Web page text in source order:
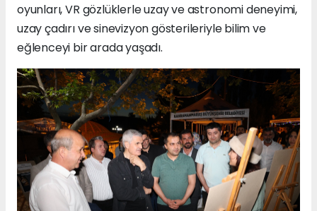
oyunları, VR gözlüklerle uzay ve astronomi deneyimi,
uzay çadırı ve sinevizyon gösterileriyle bilim ve
eğlenceyi bir arada yaşadı.